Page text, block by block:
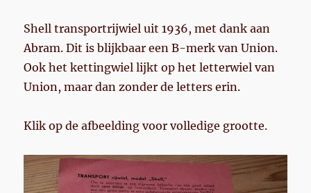
Shell transportrijwiel uit 1936, met dank aan
Abram. Dit is blijkbaar een B-merk van Union.
Ook het kettingwiel lijkt op het letterwiel van
Union, maar dan zonder de letters erin.
Klik op de afbeelding voor volledige grootte.